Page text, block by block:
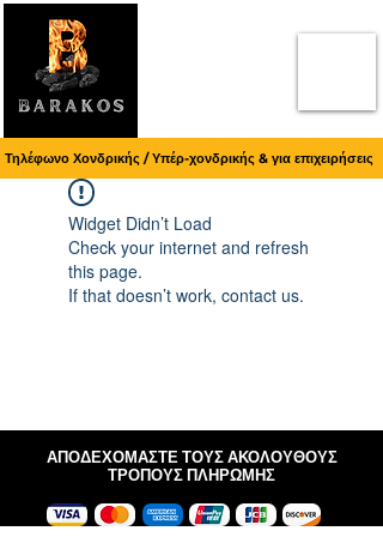
Τηλέφωνο Χονδρικής / Υπέρ-χονδρικής & για επιχειρήσεις
Widget Didn’t Load
Check your internet and refresh
this page.
If that doesn’t work, contact us.
ΑΠΟΔΕΧΟΜΑΣΤΕ ΤΟΥΣ ΑΚΟΛΟΥΘΟΥΣ
ΤΡΟΠΟΥΣ ΠΛΗΡΩΜΗΣ